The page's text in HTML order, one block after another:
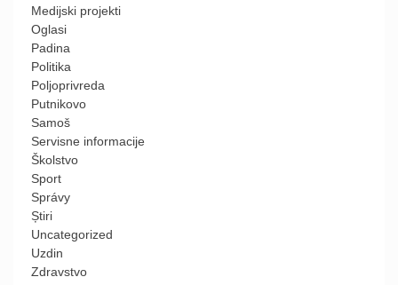
Medijski projekti
Oglasi
Padina
Politika
Poljoprivreda
Putnikovo
Samoš
Servisne informacije
Školstvo
Sport
Správy
Știri
Uncategorized
Uzdin
Zdravstvo